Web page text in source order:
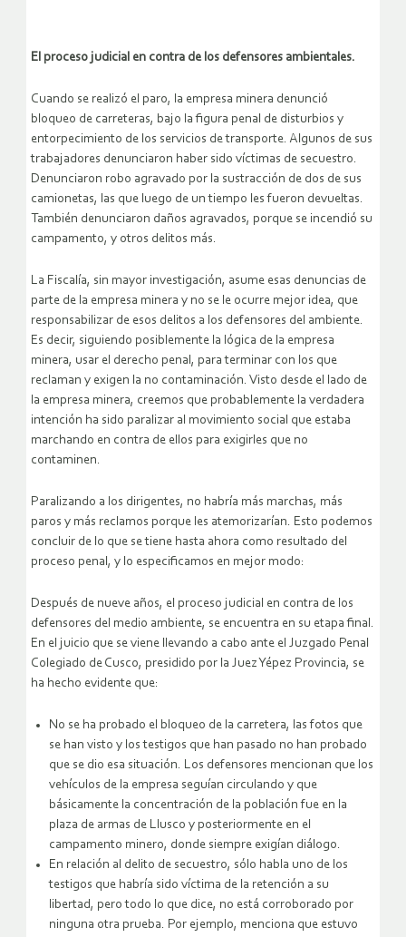
El proceso judicial en contra de los defensores ambientales.
Cuando se realizó el paro, la empresa minera denunció
bloqueo de carreteras, bajo la figura penal de disturbios y
entorpecimiento de los servicios de transporte. Algunos de sus
trabajadores denunciaron haber sido víctimas de secuestro.
Denunciaron robo agravado por la sustracción de dos de sus
camionetas, las que luego de un tiempo les fueron devueltas.
También denunciaron daños agravados, porque se incendió su
campamento, y otros delitos más.
La Fiscalía, sin mayor investigación, asume esas denuncias de
parte de la empresa minera y no se le ocurre mejor idea, que
responsabilizar de esos delitos a los defensores del ambiente.
Es decir, siguiendo posiblemente la lógica de la empresa
minera, usar el derecho penal, para terminar con los que
reclaman y exigen la no contaminación. Visto desde el lado de
la empresa minera, creemos que probablemente la verdadera
intención ha sido paralizar al movimiento social que estaba
marchando en contra de ellos para exigirles que no
contaminen.
Paralizando a los dirigentes, no habría más marchas, más
paros y más reclamos porque les atemorizarían. Esto podemos
concluir de lo que se tiene hasta ahora como resultado del
proceso penal, y lo especificamos en mejor modo:
Después de nueve años, el proceso judicial en contra de los
defensores del medio ambiente, se encuentra en su etapa final.
En el juicio que se viene llevando a cabo ante el Juzgado Penal
Colegiado de Cusco, presidido por la Juez Yépez Provincia, se
ha hecho evidente que:
No se ha probado el bloqueo de la carretera, las fotos que
se han visto y los testigos que han pasado no han probado
que se dio esa situación. Los defensores mencionan que los
vehículos de la empresa seguían circulando y que
básicamente la concentración de la población fue en la
plaza de armas de Llusco y posteriormente en el
campamento minero, donde siempre exigían diálogo.
En relación al delito de secuestro, sólo habla uno de los
testigos que habría sido víctima de la retención a su
libertad, pero todo lo que dice, no está corroborado por
ninguna otra prueba. Por ejemplo, menciona que estuvo